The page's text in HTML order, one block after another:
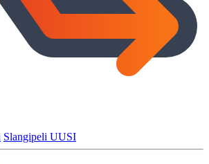
Slangipeli UUSI